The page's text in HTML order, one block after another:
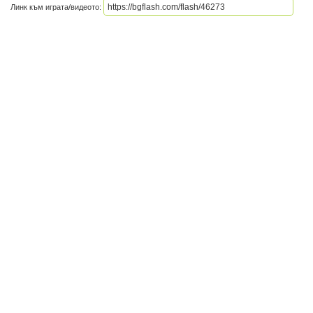
Линк към играта/видеото: